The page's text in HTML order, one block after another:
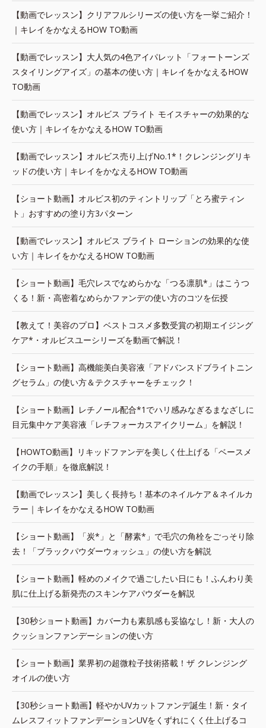
【動画でレッスン】クリアフルシリーズの使い方を一挙ご紹介！
｜キレイをかなえるHOW TO動画
【動画でレッスン】大人気の4色アイパレット「フォートーンズ
スタイリングアイズ」の基本の使い方｜キレイをかなえるHOW
TO動画
【動画でレッスン】オルビス ブライト モイスチャーの効果的な
使い方｜キレイをかなえるHOW TO動画
【動画でレッスン】オルビス売り上げNo.1*！クレンジングリキ
ッドの使い方｜キレイをかなえるHOW TO動画
【ショート動画】オルビス初のティントリップ「とろ蜜ティン
ト」おすすめの塗り方3パターン
【動画でレッスン】オルビス ブライト ローションの効果的な使
い方｜キレイをかなえるHOW TO動画
【ショート動画】毛穴レスでなめらかな「つる凛肌*」はこうつ
くる！新・高密着なめらかファンデの使い方のコツを伝授
【教えて！美容のプロ】ベストコスメ多数受賞の初期エイジング
ケア*・オルビスユーシリーズを動画で解説！
【ショート動画】高機能美白美容液「アドバンスドブライトニン
グセラム」の使い方＆テクスチャーをチェック！
【ショート動画】レチノール配合*1でハリ感みなぎるまなざしに
目元集中ケア美容液「レチフォーカスアイクリーム」を解説！
【HOWTO動画】リキッドファンデを美しく仕上げる「ベースメ
イクの手順」を徹底解説！
【動画でレッスン】美しく長持ち！基本のネイルケア＆ネイルカ
ラー｜キレイをかなえるHOW TO動画
【ショート動画】「炭*」と「酵素*」で毛穴の角栓をごっそり除
去！「ブラックパウダーウォッシュ」の使い方を解説
【ショート動画】軽めのメイクで過ごしたい日にも！ふんわり美
肌に仕上げる新発売のスキンケアパウダーを解説
【30秒ショート動画】カバー力も素肌感も妥協なし！新・大人の
クッションファンデーションの使い方
【ショート動画】業界初の超微粒子技術搭載！ザ クレンジング
オイルの使い方
【30秒ショート動画】軽やかUVカットファンデ誕生！新・タイ
ムレスフィットファンデーションUVをくずれにくく仕上げるコ